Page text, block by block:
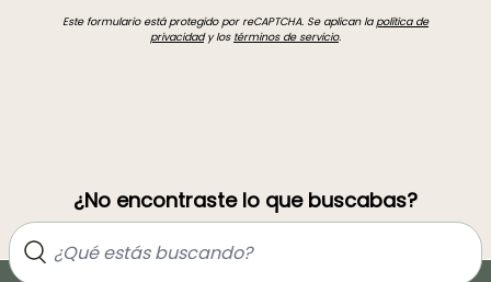
Este formulario está protegido por reCAPTCHA. Se aplican lapolítica de
privacidady los términos de servicio.
¿No encontraste lo que buscabas?